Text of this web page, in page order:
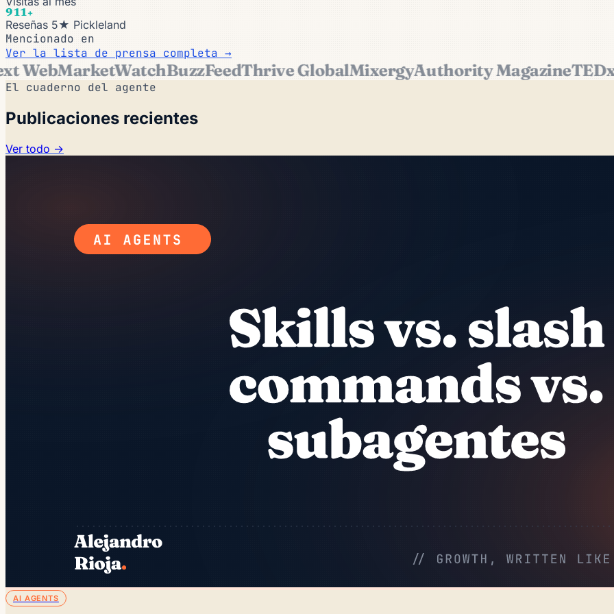
911+
Reseñas 5★ Pickleland
Mencionado en
Ver la lista de prensa completa →
ForbesHuffPostBBCMashableYahooEngadgetThe Next WebMarketWatch
El cuaderno del agente
Publicaciones recientes
Ver todo →
AI AGENTS